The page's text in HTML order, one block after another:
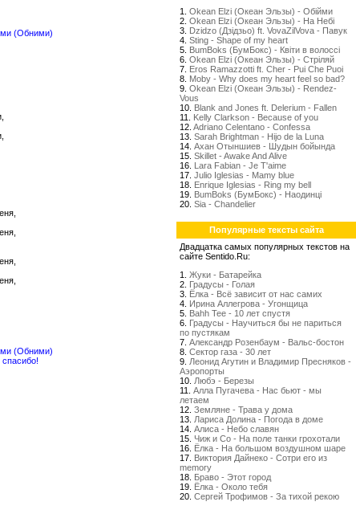
(Обними)
(Обними)
1. Okean Elzi (Океан Эльзы) - Обійми
2. Okean Elzi (Океан Эльзы) - На Небі
3. Dzidzo (Дзідзьо) ft. VovaZilVova - Павук
4. Sting - Shape of my heart
5. BumBoks (БумБокс) - Квіти в волоссі
6. Okean Elzi (Океан Эльзы) - Стрiляй
7. Eros Ramazzotti ft. Cher - Pui Che Puoi
8. Moby - Why does my heart feel so bad?
9. Okean Elzi (Океан Эльзы) - Rendez-
Vous
10. Blank and Jones ft. Delerium - Fallen
11. Kelly Clarkson - Because of you
12. Adriano Celentano - Confessa
13. Sarah Brightman - Hijo de la Luna
14. Ахан Отыншиев - Шудын бойында
15. Skillet - Awake And Alive
16. Lara Fabian - Je T'aime
17. Julio Iglesias - Mamy blue
18. Enrique Iglesias - Ring my bell
19. BumBoks (БумБокс) - Наодинці
20. Sia - Chandelier
Популярные тексты сайта
Двадцатка самых популярных текстов на
сайте Sentido.Ru:
1. Жуки - Батарейка
2. Градусы - Голая
3. Ёлка - Всё зависит от нас самих
4. Ирина Аллегрова - Угонщица
5. Bahh Tee - 10 лет спустя
6. Градусы - Научиться бы не париться
по пустякам
7. Александр Розенбаум - Вальс-бостон
8. Сектор газа - 30 лет
9. Леонид Агутин и Владимир Пресняков -
Аэропорты
10. Любэ - Березы
11. Алла Пугачева - Нас бьют - мы
летаем
12. Земляне - Трава у дома
13. Лариса Долина - Погода в доме
14. Алиса - Небо славян
15. Чиж и Со - На поле танки грохотали
16. Ёлка - На большом воздушном шаре
17. Виктория Дайнеко - Сотри его из
memory
18. Браво - Этот город
19. Ёлка - Около тебя
20. Сергей Трофимов - За тихой рекою